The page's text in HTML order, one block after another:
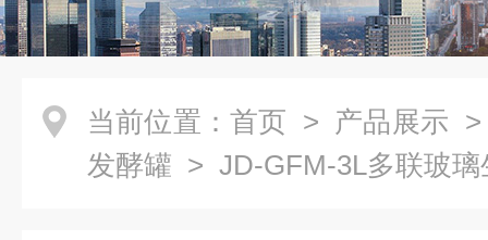
当前位置： 首页 > 产品展示
发酵罐 > JD-GFM-3L多联玻